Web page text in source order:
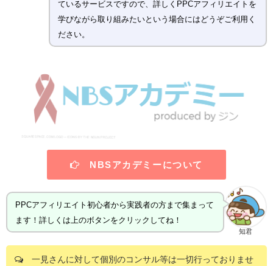
ているサービスですので、詳しくPPCアフィリエイトを
学びながら取り組みたいという場合にはどうぞご利用く
ださい。
NBSアカデミーについて
知君
PPCアフィリエイト初心者から実践者の方まで集まって
ます！詳しくは上のボタンをクリックしてね！
一見さんに対して個別のコンサル等は一切行っておりませ